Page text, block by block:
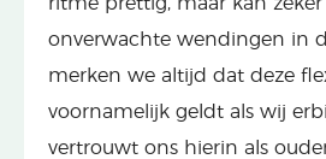
onverwachte wendingen in
merken we altijd dat deze
voornamelijk geldt als wij
vertrouwt ons hierin als